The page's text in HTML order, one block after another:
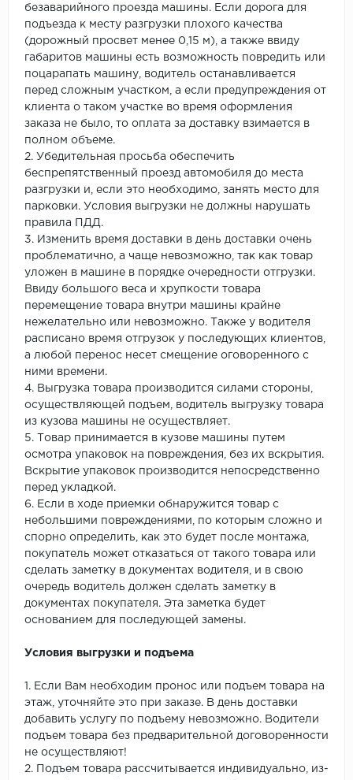
безаварийного проезда машины. Если дорога для
подъезда к месту разгрузки плохого качества
(дорожный просвет менее 0,15 м), а также ввиду
габаритов машины есть возможность повредить или
поцарапать машину, водитель останавливается
перед сложным участком, а если предупреждения от
клиента о таком участке во время оформления
заказа не было, то оплата за доставку взимается в
полном объеме.
2. Убедительная просьба обеспечить
беспрепятственный проезд автомобиля до места
разгрузки и, если это необходимо, занять место для
парковки. Условия выгрузки не должны нарушать
правила ПДД.
3. Изменить время доставки в день доставки очень
проблематично, а чаще невозможно, так как товар
уложен в машине в порядке очередности отгрузки.
Ввиду большого веса и хрупкости товара
перемещение товара внутри машины крайне
нежелательно или невозможно. Также у водителя
расписано время отгрузок у последующих клиентов,
а любой перенос несет смещение оговоренного с
ними времени.
4. Выгрузка товара производится силами стороны,
осуществляющей подъем, водитель выгрузку товара
из кузова машины не осуществляет.
5. Товар принимается в кузове машины путем
осмотра упаковок на повреждения, без их вскрытия.
Вскрытие упаковок производится непосредственно
перед укладкой.
6. Если в ходе приемки обнаружится товар с
небольшими повреждениями, по которым сложно и
спорно определить, как это будет после монтажа,
покупатель может отказаться от такого товара или
сделать заметку в документах водителя, и в свою
очередь водитель должен сделать заметку в
документах покупателя. Эта заметка будет
основанием для последующей замены.
Условия выгрузки и подъема
1. Если Вам необходим пронос или подъем товара на
этаж, уточняйте это при заказе. В день доставки
добавить услугу по подъему невозможно. Водители
подъем товара без предварительной договоренности
не осуществляют!
2. Подъем товара рассчитывается индивидуально, из-